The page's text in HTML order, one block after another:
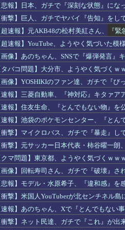
悲報】日本、ガチで『深刻な状態』にな
衝撃】巨人、ガチでヤバイ『告知』を
超速報】元AKB48の松村美紅さん、『
超速報】YouTube、ようやく気づいた模
画像】あのちゃん、SNSで『爆弾発言』
タバコ問題】大分市、ようやく気づくｗ
画像】YOSHIKIのファン達、ガチで『
速報】三菱自動車、『神対応』キタァア
速報】住友生命、『とんでもない物』
速報】池袋のポケモンセンター、『と
衝撃】マイクロバス、ガチで『暴走』し
衝撃】元サッカー日本代表・柿谷曜一
クマ問題】東京都、ようやく気づくｗｗ
画像】回転寿司さん、ガチで『破壊』さ
悲報】モデル・水原希子、『違和感』を
衝撃】米国人YouTuberが北センチネル
速報】あのちゃん、Xで『とんでもない
衝撃】ネット民達、ガチで『これ』が出